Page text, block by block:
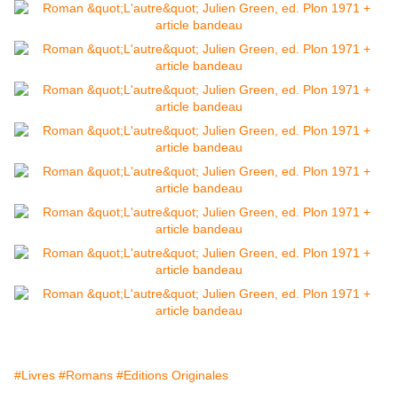
#Livres #Romans #Editions Originales